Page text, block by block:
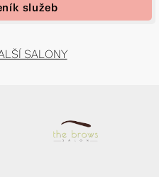
služeb
SALONY